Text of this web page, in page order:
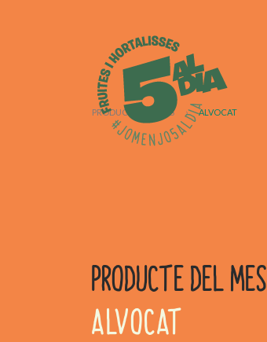
PRODUCTE DEL MES › ALVOCAT
PRODUCTE DEL MES
ALVOCAT